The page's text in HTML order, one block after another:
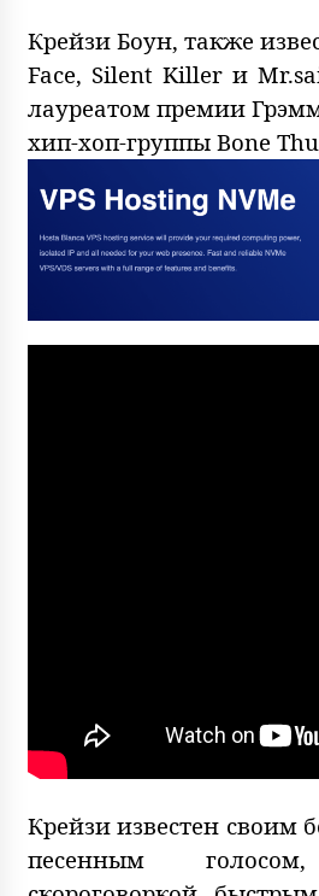
Крейзи Боун, также
Face, Silent Killer и
лауреатом премии
хип-хоп-группы Bone
Крейзи известен своим
песенным